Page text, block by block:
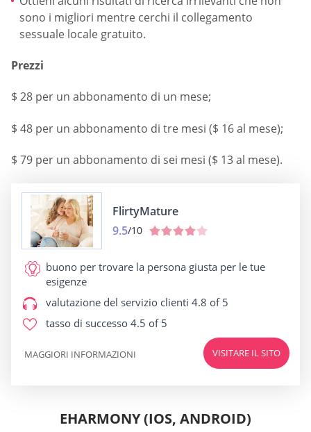
sono i migliori mentre cerchi il collegamento
sessuale locale gratuito.
Prezzi
$ 28 per un abbonamento di un mese;
$ 48 per un abbonamento di tre mesi ($ 16 al mese);
$ 79 per un abbonamento di sei mesi ($ 13 al mese).
FlirtyMature
9.5/10
buono per trovare la persona giusta per le tue
esigenze
valutazione del servizio clienti 4.8 of 5
tasso di successo 4.5 of 5
VISITARE IL SITO
MAGGIORI INFORMAZIONI
EHARMONY (IOS, ANDROID)